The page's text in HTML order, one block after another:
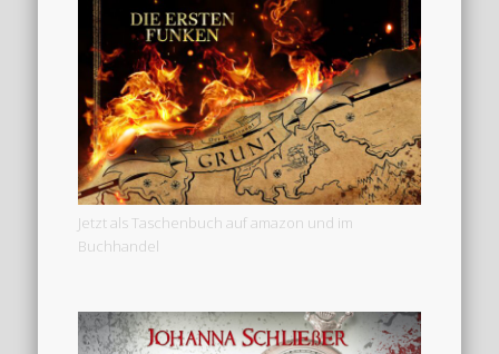
Jetzt als Taschenbuch auf amazon und im
Buchhandel